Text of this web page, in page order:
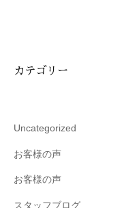
カテゴリー
Uncategorized
お客様の声
お客様の声
スタッフブログ